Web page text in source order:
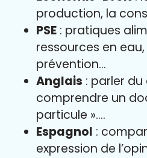
production, la
PSE : pratiques
ressources en
prévention…
Anglais : parler
comprendre un
particule »….
Espagnol :
expression de